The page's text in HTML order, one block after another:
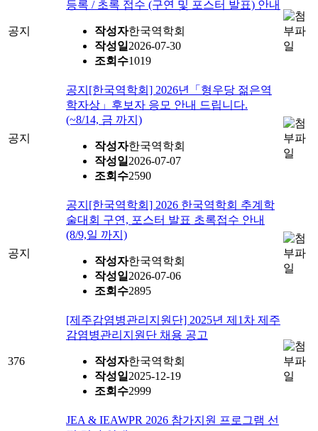
공지
등록 / 초록 접수 (구연 및 포스터 발표) 안내
작성자한국역학회
작성일 2026-07-30
조회수1019
공지
공지 [한국역학회] 2026년「형우당 젊은역
학자상」후보자 응모 안내 드립니다.
(~8/14, 금 까지)
작성자한국역학회
작성일 2026-07-07
조회수2590
공지
공지 [한국역학회] 2026 한국역학회 추계학
술대회 구연, 포스터 발표 초록접수 안내
(8/9,일 까지)
작성자한국역학회
작성일 2026-07-06
조회수2895
376
[제주감염병관리지원단] 2025년 제1차 제주
감염병관리지원단 채용 공고
작성자한국역학회
작성일 2025-12-19
조회수2999
JEA & IEAWPR 2026 참가지원 프로그램 선